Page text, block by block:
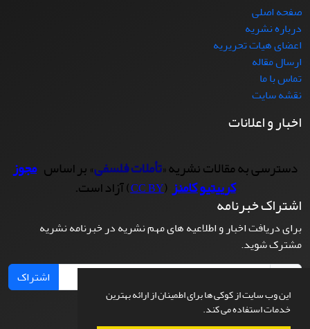
این وب سایت از کوکی ها برای اطمینان از ارائه بهترین
خدمات استفاده می کند.
صفحه اصلی
درباره نشریه
اعضای هیات تحریریه
ارسال مقاله
تماس با ما
نقشه سایت
اخبار و اعلانات
دسترسی به مقالات نشریه «تأملات فلسفی» بر اساس مجوز
کرییتیو کامنز(
CC BY) آزاد است.
اشتراک خبرنامه
برای دریافت اخبار و اطلاعیه های مهم نشریه در خبرنامه نشریه
مشترک شوید.
اشتراک